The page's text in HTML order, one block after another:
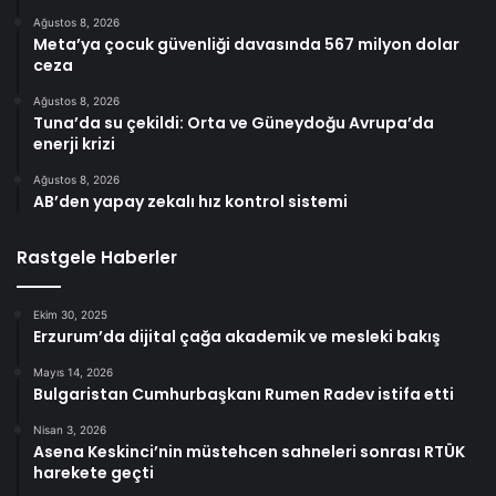
Ağustos 8, 2026
Meta’ya çocuk güvenliği davasında 567 milyon dolar
ceza
Ağustos 8, 2026
Tuna’da su çekildi: Orta ve Güneydoğu Avrupa’da
enerji krizi
Ağustos 8, 2026
AB’den yapay zekalı hız kontrol sistemi
Rastgele Haberler
Ekim 30, 2025
Erzurum’da dijital çağa akademik ve mesleki bakış
Mayıs 14, 2026
Bulgaristan Cumhurbaşkanı Rumen Radev istifa etti
Nisan 3, 2026
Asena Keskinci’nin müstehcen sahneleri sonrası RTÜK
harekete geçti